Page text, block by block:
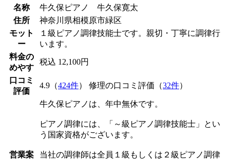
名称
牛久保ピアノ 牛久保寛太
住所
神奈川県相模原市緑区
モット
ー
１級ピアノ調律技能士です。親切・丁寧に調律行
います。
料金の
めやす
税込 12,100円
口コミ
評価
4.9（424件） 修理の口コミ評価（32件）
営業案
牛久保ピアノは、年中無休です。
ピアノ調律には、「～級ピアノ調律技能士」とい
う国家資格がございます。
当社の調律師は全員１級もしくは２級ピアノ調律